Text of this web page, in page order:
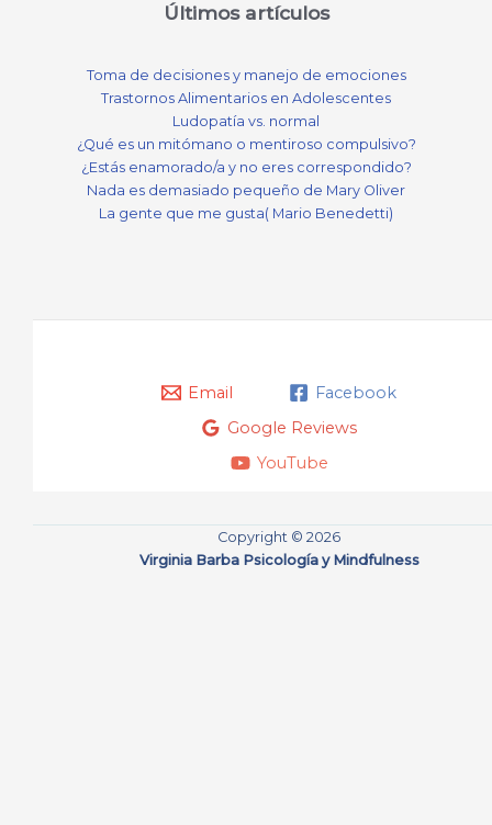
Últimos artículos
Toma de decisiones y manejo de emociones
Trastornos Alimentarios en Adolescentes
Ludopatía vs. normal
¿Qué es un mitómano o mentiroso compulsivo?
¿Estás enamorado/a y no eres correspondido?
Nada es demasiado pequeño de Mary Oliver
La gente que me gusta( Mario Benedetti)
Email
Facebook
Google Reviews
YouTube
Copyright © 2026
Virginia Barba Psicología y Mindfulness